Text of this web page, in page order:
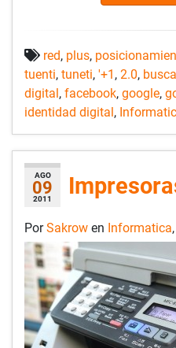
red, plus,
tuenti, tuneti, '+1 , 2.0,
digital, facebook, google,
identidad digital,
AGO
09
2011
PorSakrow en Informatica,